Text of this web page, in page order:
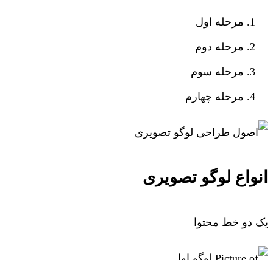
مرحله اول
مرحله دوم
مرحله سوم
مرحله چهارم
انواع لوگو تصویری
یک دو خط محتوا